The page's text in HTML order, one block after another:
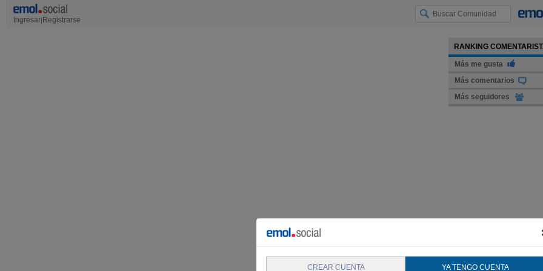
CREAR CUENTA YA TENGO CUENTA
Ingresar| Registrarse
RANKING
Más me gusta
Más comentarios
Más seguidores